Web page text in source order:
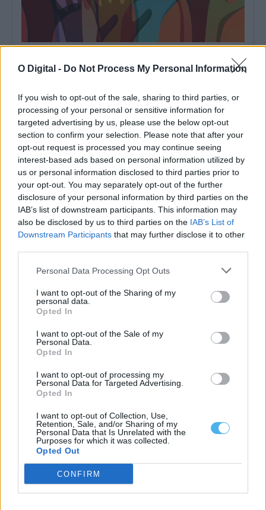
O Digital - Do Not Process My Personal Information
If you wish to opt-out of the sale, sharing to third parties, or
processing of your personal or sensitive information for
targeted advertising by us, please use the below opt-out
section to confirm your selection. Please note that after your
opt-out request is processed you may continue seeing
interest-based ads based on personal information utilized by
us or personal information disclosed to third parties prior to
your opt-out. You may separately opt-out of the further
disclosure of your personal information by third parties on the
IAB’s list of downstream participants. This information may
also be disclosed by us to third parties on the IAB’s List of
Downstream Participants that may further disclose it to other
Personal Data Processing Opt Outs
I want to opt-out of the Sharing of my
personal data.
Opted In
I want to opt-out of the Sale of my
Personal Data.
Opted In
I want to opt-out of processing my
Personal Data for Targeted Advertising.
Opted In
I want to opt-out of Collection, Use,
Retention, Sale, and/or Sharing of my
Personal Data that Is Unrelated with the
Purposes for which it was collected.
Opted Out
CONFIRM
Estão abertas até 31 de agosto as candidaturas aos Prémios
4 Agosto, 2026 - 11:46
“O mundo continuava igual. Eu é que tinha mudado”: a história
Ver episódio completo Quando recebeu o diagnóstico de
Perturbação do Espetro do Autismo do filho,...
29 Julho, 2026 - 15:00
Mora: Livros de fichas gratuitos para todos os alunos do
agrupamento de escolas